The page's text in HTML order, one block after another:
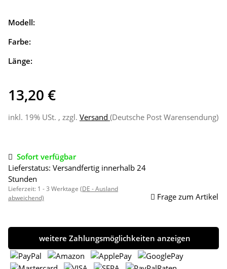
Modell:
Farbe:
Länge:
13,20 €
inkl. 19% USt. , zzgl. Versand (Deutsche Post Warensendung)
Sofort verfügbar
Lieferstatus: Versandfertig innerhalb 24
Stunden
Lieferzeit: 1 - 3 Werktage (DE - Ausland
abweichend)
Frage zum Artikel
weitere Zahlungsmöglichkeiten anzeigen